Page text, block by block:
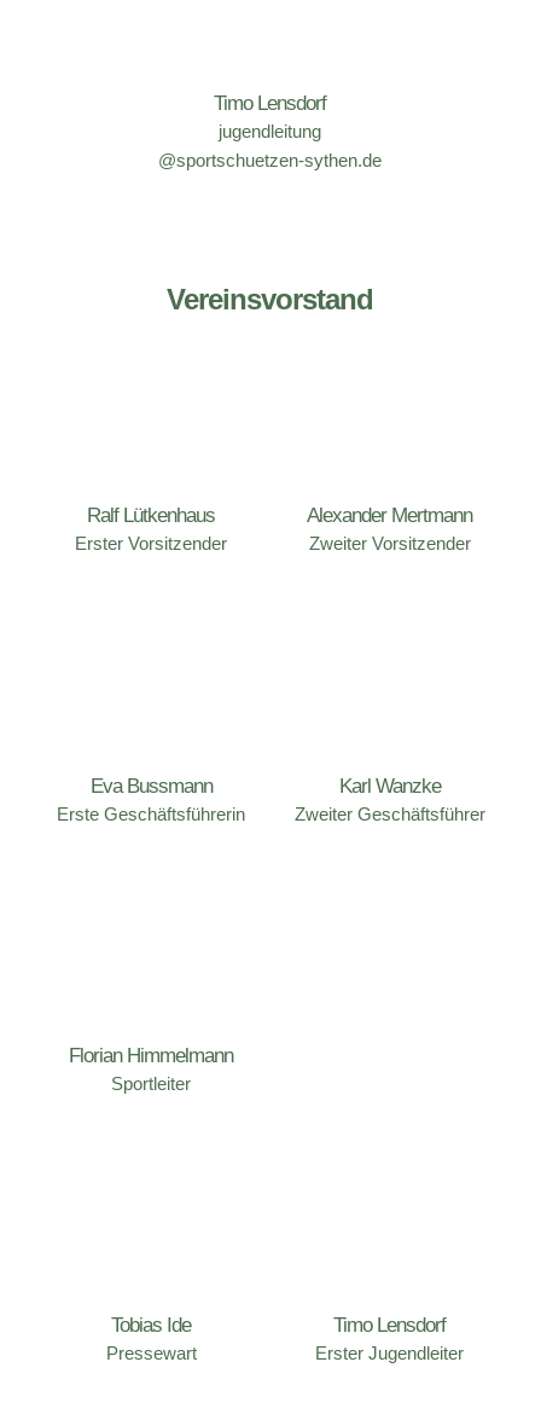
Bezirksklasse
Link zu den Ergebnissen
Link zu den Ergebnissen
Rundenwettkämpfe LG Auflage
Timo Lensdorf
jugendleitung
@sportschuetzen-sythen.de
Vereinsvorstand
Ralf Lütkenhaus
Erster Vorsitzender
Alexander Mertmann
Zweiter Vorsitzender
Eva Bussmann
Erste Geschäftsführerin
Karl Wanzke
Zweiter Geschäftsführer
Florian Himmelmann
Sportleiter
Tobias Ide
Pressewart
Timo Lensdorf
Erster Jugendleiter